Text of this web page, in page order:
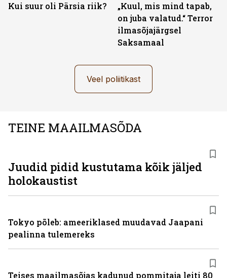
Kui suur oli Pärsia riik?
„Kuul, mis mind tapab,
on juba valatud.“ Terror
ilmasõjajärgsel
Saksamaal
Veel poliitikast
TEINE MAAILMASÕDA
Juudid pidid kustutama kõik jäljed
holokaustist
Tokyo põleb: ameeriklased muudavad Jaapani
pealinna tulemereks
Teises maailmasõjas kadunud pommitaja leiti 80